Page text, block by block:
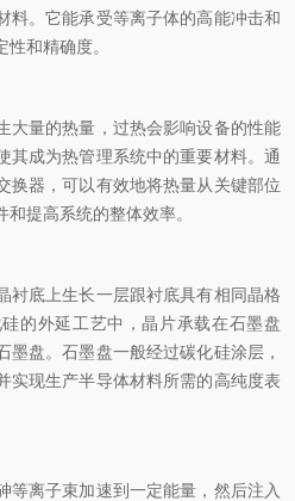
料。它能承受等离子体的高能冲击和
和精确度。
量的热量，过热会影响设备的性能
其成为热管理系统中的重要材料。通
换器，可以有效地将热量从关键部位
提高系统的整体效率。
底上生长一层跟衬底具有相同晶格
的外延工艺中，晶片承载在石墨盘
墨盘。石墨盘一般经过碳化硅涂层，
实现生产半导体材料所需的高纯度表
离子束加速到一定能量，然后注入